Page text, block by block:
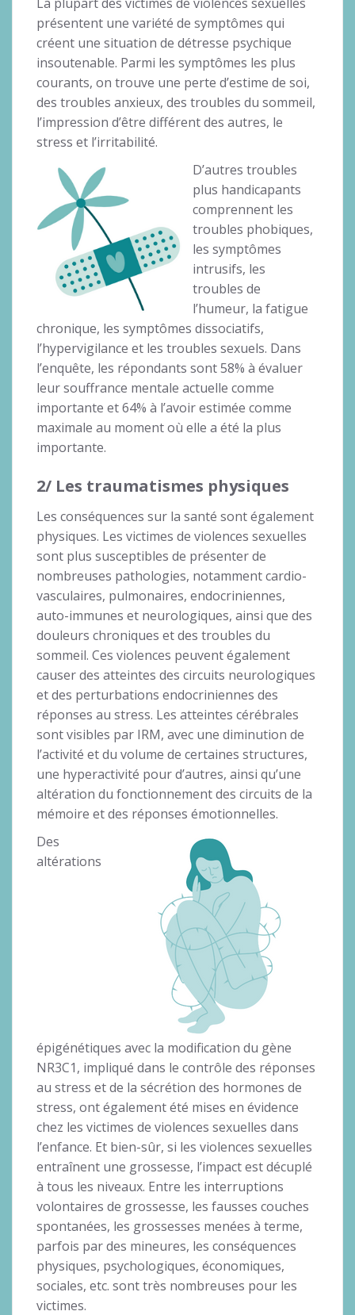
présentent une variété de symptômes qui
créent une situation de détresse psychique
insoutenable. Parmi les symptômes les plus
courants, on trouve une perte d’estime de soi,
des troubles anxieux, des troubles du sommeil,
l’impression d’être différent des autres, le
stress et l’irritabilité.
D’autres troubles
plus handicapants
comprennent les
troubles phobiques,
les symptômes
intrusifs, les
troubles de
l’humeur, la fatigue
chronique, les symptômes dissociatifs,
l’hypervigilance et les troubles sexuels. Dans
l’enquête, les répondants sont 58% à évaluer
leur souffrance mentale actuelle comme
importante et 64% à l’avoir estimée comme
maximale au moment où elle a été la plus
importante.
2/ Les traumatismes physiques
Les conséquences sur la santé sont également
physiques. Les victimes de violences sexuelles
sont plus susceptibles de présenter de
nombreuses pathologies, notamment cardio-
vasculaires, pulmonaires, endocriniennes,
auto-immunes et neurologiques, ainsi que des
douleurs chroniques et des troubles du
sommeil. Ces violences peuvent également
causer des atteintes des circuits neurologiques
et des perturbations endocriniennes des
réponses au stress. Les atteintes cérébrales
sont visibles par IRM, avec une diminution de
l’activité et du volume de certaines structures,
une hyperactivité pour d’autres, ainsi qu’une
altération du fonctionnement des circuits de la
mémoire et des réponses émotionnelles.
Des
altérations
épigénétiques avec la modification du gène
NR3C1, impliqué dans le contrôle des réponses
au stress et de la sécrétion des hormones de
stress, ont également été mises en évidence
chez les victimes de violences sexuelles dans
l’enfance. Et bien-sûr, si les violences sexuelles
entraînent une grossesse, l’impact est décuplé
à tous les niveaux. Entre les interruptions
volontaires de grossesse, les fausses couches
spontanées, les grossesses menées à terme,
parfois par des mineures, les conséquences
physiques, psychologiques, économiques,
sociales, etc. sont très nombreuses pour les
victimes.